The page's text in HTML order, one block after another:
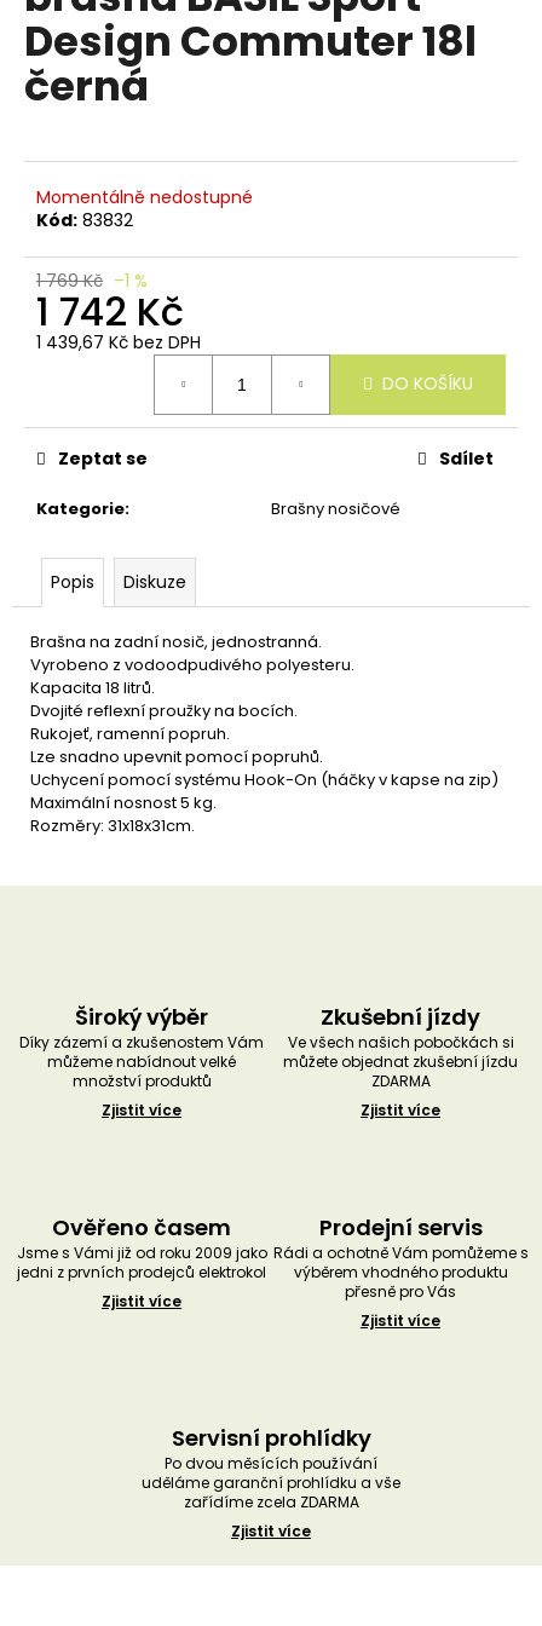
0,0
5
hvězdiček.
Design Commuter 18l
černá
Momentálně nedostupné
Kód: 83832
1 769 Kč –1 %
1 742 Kč
1 439,67 Kč bez DPH
DO KOŠÍKU
Kategorie: Brašny nosičové
Zeptat se Sdílet
Popis Diskuze
Brašna na zadní nosič, jednostranná.
Vyrobeno z vodoodpudivého polyesteru.
Kapacita 18 litrů.
Dvojité reflexní proužky na bocích.
Rukojeť, ramenní popruh.
Lze snadno upevnit pomocí popruhů.
Uchycení pomocí systému Hook-On (háčky v kapse na zip)
Maximální nosnost 5 kg.
Rozměry: 31x18x31cm.
Široký výběr
Díky zázemí a zkušenostem Vám
můžeme nabídnout velké
množství produktů
Zjistit více
Zkušební jízdy
Ve všech našich pobočkách si
můžete objednat zkušební jízdu
ZDARMA
Zjistit více
Ověřeno časem
Jsme s Vámi již od roku 2009 jako
jedni z prvních prodejců elektrokol
Zjistit více
Prodejní servis
Rádi a ochotně Vám pomůžeme s
výběrem vhodného produktu
přesně pro Vás
Zjistit více
Servisní prohlídky
Po dvou měsících používání
uděláme garanční prohlídku a vše
zařídíme zcela ZDARMA
Zjistit více
n
a
j
t
?
D
o
o
j
e
m
e